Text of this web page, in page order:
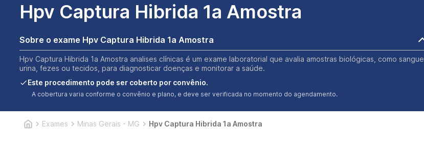
Hpv Captura Hibrida 1a Amostra
Sobre o exame Hpv Captura Hibrida 1a Amostra
Hpv Captura Hibrida 1a Amostra analises clínicas é um exame laboratorial que avalia amostras biológicas, como sangue,
urina, fezes ou tecidos, para diagnosticar doenças e monitorar a saúde.
Este procedimento pode ser coberto por convênio.
A cobertura varia conforme o convênio e plano, e deve ser verificada no momento do agendamento.
Exames Minas Gerais - MG Hpv Captura Hibrida 1a Amostra